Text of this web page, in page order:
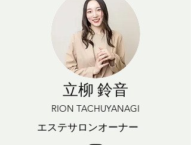
立柳 鈴音
RION TACHUYANAGI
​エステサロンオーナー